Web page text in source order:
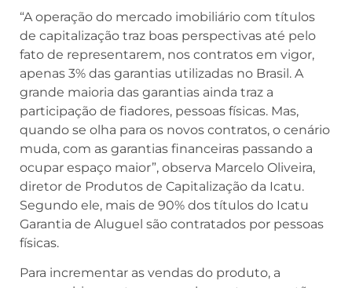
“A operação do mercado imobiliário com títulos
de capitalização traz boas perspectivas até pelo
fato de representarem, nos contratos em vigor,
apenas 3% das garantias utilizadas no Brasil. A
grande maioria das garantias ainda traz a
participação de fiadores, pessoas físicas. Mas,
quando se olha para os novos contratos, o cenário
muda, com as garantias financeiras passando a
ocupar espaço maior”, observa Marcelo Oliveira,
diretor de Produtos de Capitalização da Icatu.
Segundo ele, mais de 90% dos títulos do Icatu
Garantia de Aluguel são contratados por pessoas
físicas.
Para incrementar as vendas do produto, a